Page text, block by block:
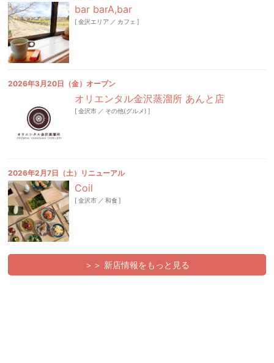
bar barA,bar
[金沢エリア ／ カフェ ]
2026年3月20日（金）オープン
オリエンタル金沢蒸溜所 あんと店
[金沢市 ／ その他(グルメ) ]
2026年2月7日（土）リニューアル
Coil
[金沢市 ／ 和食]
＞＞ 新店情報をもっと見る